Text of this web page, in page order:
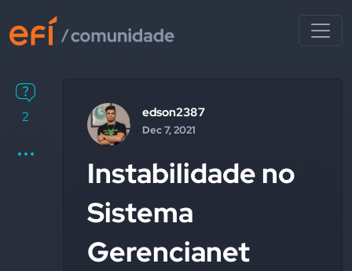
2 edson2387
Dec 7, 2021
Instabilidade no
Sistema
Gerencianet